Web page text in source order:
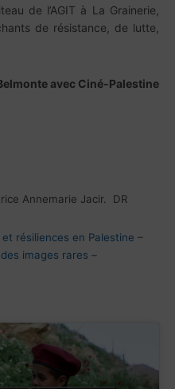
de l’AGIT à La Grainerie,
de résistance, de lutte,
avec Ciné-Palestine
Annemarie Jacir. DR
résiliences en Palestine –
images rares –